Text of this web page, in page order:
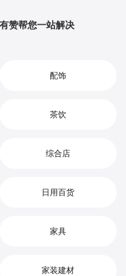
赞帮您一站解决
配饰
茶饮
综合店
日用百货
家具
家装建材